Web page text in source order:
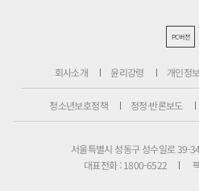
PC버전
회사소개 윤리강령 개인정
청소년보호정책 정정·반론보도
서울특별시 성동구 성수일로 39-
대표전화 : 1800-6522